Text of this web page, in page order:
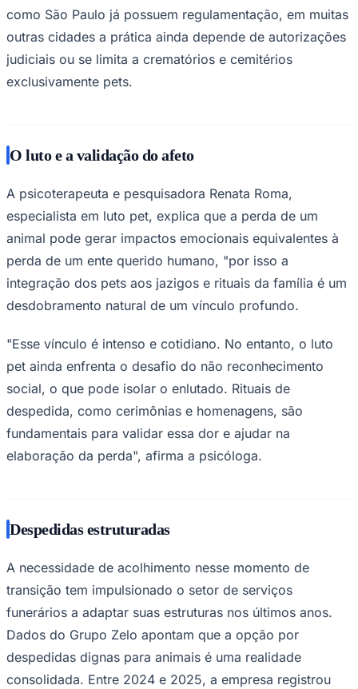
Corinthians
como São Paulo já possuem regulamentação, em muitas
outras cidades a prática ainda depende de autorizações
judiciais ou se limita a crematórios e cemitérios
exclusivamente pets.
O luto e a validação do afeto
A psicoterapeuta e pesquisadora Renata Roma,
especialista em luto pet, explica que a perda de um
animal pode gerar impactos emocionais equivalentes à
perda de um ente querido humano, "por isso a
integração dos pets aos jazigos e rituais da família é um
desdobramento natural de um vínculo profundo.
"Esse vínculo é intenso e cotidiano. No entanto, o luto
pet ainda enfrenta o desafio do não reconhecimento
social, o que pode isolar o enlutado. Rituais de
despedida, como cerimônias e homenagens, são
fundamentais para validar essa dor e ajudar na
elaboração da perda", afirma a psicóloga.
Despedidas estruturadas
A necessidade de acolhimento nesse momento de
transição tem impulsionado o setor de serviços
funerários a adaptar suas estruturas nos últimos anos.
Dados do Grupo Zelo apontam que a opção por
despedidas dignas para animais é uma realidade
consolidada. Entre 2024 e 2025, a empresa registrou